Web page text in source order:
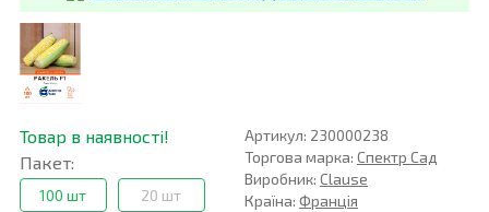
Товар в наявності!
Пакет:
100 шт 20 шт
Артикул: 230000238
Торгова марка: Спектр Сад
Виробник: Clause
Країна: Франція